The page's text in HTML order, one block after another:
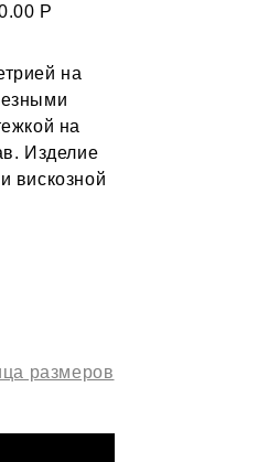
Р
на
на
Изделие
вискозной
размеров